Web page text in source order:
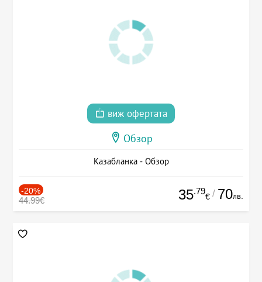
виж офертата
Обзор
Казабланка - Обзор
-20%
44.99€ 35.79
€ / 70лв.